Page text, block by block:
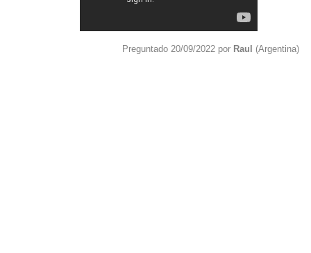
Preguntado 20/09/2022 por Raul (Argentina)